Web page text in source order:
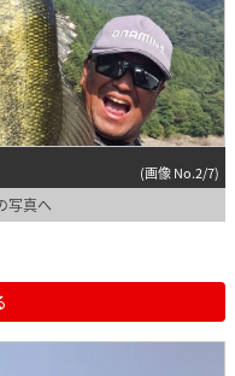
(画像 No.2/7)
写真へ